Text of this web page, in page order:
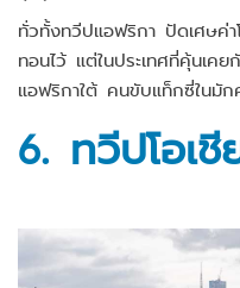
ทั่วทั้งทวีปแอฟริกา ปัดเศษค่า
ทอนไว้ แต่ในประเทศที่คุ้นเค
แอฟริกาใต้ คนขับแท็กซี่ในมัก
6. ทวีปโอเชี